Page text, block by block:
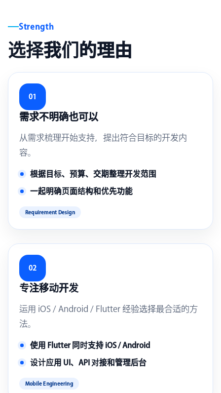
Strength
选择我们的理由
01
需求不明确也可以
从需求梳理开始支持，提出符合目标的开发内
容。
根据目标、预算、交期整理开发范围
一起明确页面结构和优先功能
Requirement Design
02
专注移动开发
运用 iOS / Android / Flutter 经验选择最合适的方
法。
使用 Flutter 同时支持 iOS / Android
设计应用 UI、API 对接和管理后台
Mobile Engineering